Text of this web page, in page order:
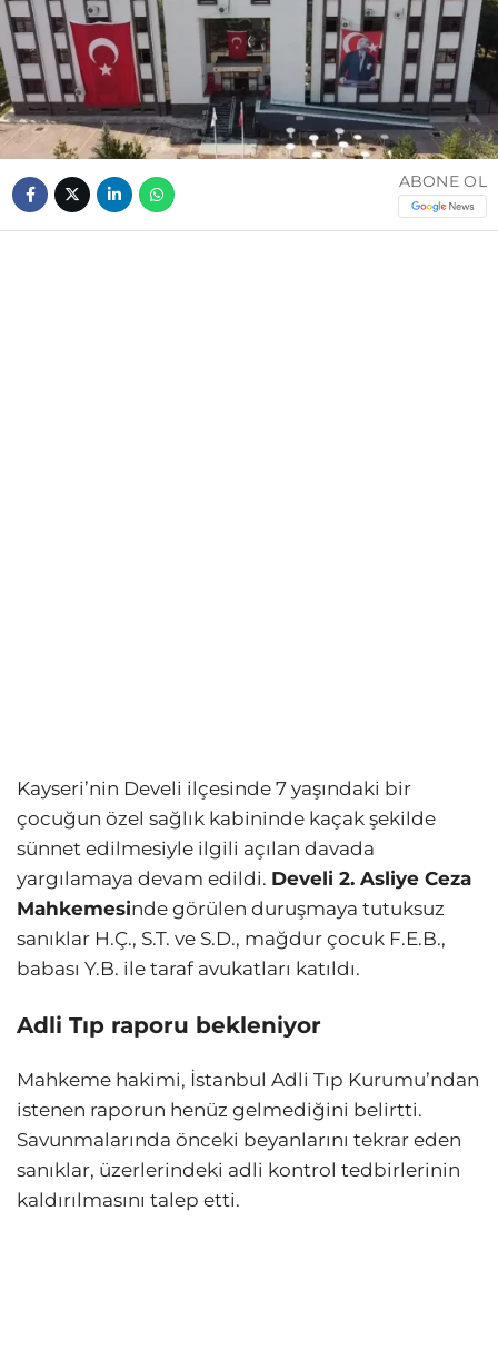
ABONE OL
Kayseri’nin Develi ilçesinde 7 yaşındaki bir
çocuğun özel sağlık kabininde kaçak şekilde
sünnet edilmesiyle ilgili açılan davada
yargılamaya devam edildi. Develi 2. Asliye Ceza
Mahkemesinde görülen duruşmaya tutuksuz
sanıklar H.Ç., S.T. ve S.D., mağdur çocuk F.E.B.,
babası Y.B. ile taraf avukatları katıldı.
Adli Tıp raporu bekleniyor
Mahkeme hakimi, İstanbul Adli Tıp Kurumu’ndan
istenen raporun henüz gelmediğini belirtti.
Savunmalarında önceki beyanlarını tekrar eden
sanıklar, üzerlerindeki adli kontrol tedbirlerinin
kaldırılmasını talep etti.